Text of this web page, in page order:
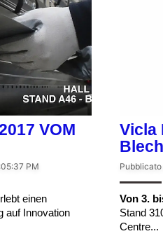
VOM
PM
einen
auf Innovation
Vicla
Pubblicato
Von 3.
Stand
Centre...